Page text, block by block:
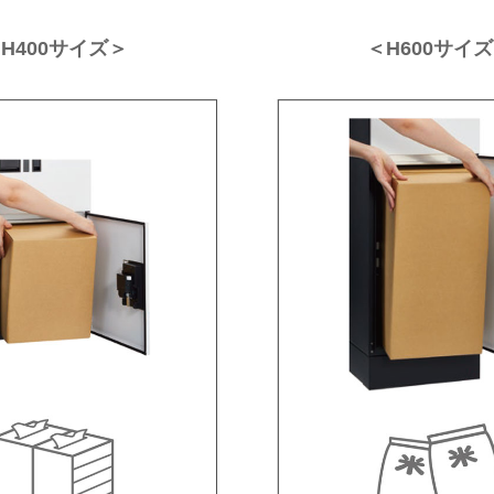
サイズ＞ ＜H600サイ